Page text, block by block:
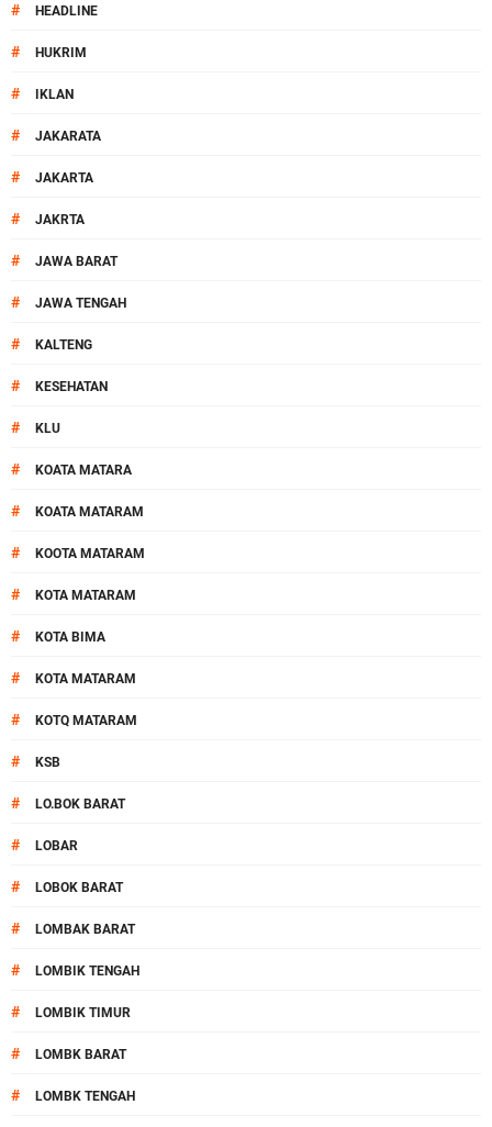
# HEADLINE
# HUKRIM
# IKLAN
# JAKARATA
# JAKARTA
# JAKRTA
# JAWA BARAT
# JAWA TENGAH
# KALTENG
# KESEHATAN
# KLU
# KOATA MATARA
# KOATA MATARAM
# KOOTA MATARAM
# KOTA MATARAM
# KOTA BIMA
# KOTA MATARAM
# KOTQ MATARAM
# KSB
# LO.BOK BARAT
# LOBAR
# LOBOK BARAT
# LOMBAK BARAT
# LOMBIK TENGAH
# LOMBIK TIMUR
# LOMBK BARAT
# LOMBK TENGAH